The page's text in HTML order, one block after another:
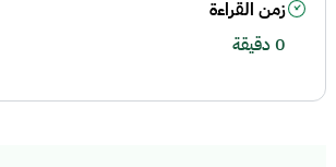
زمن القراءة
0 دقيقة